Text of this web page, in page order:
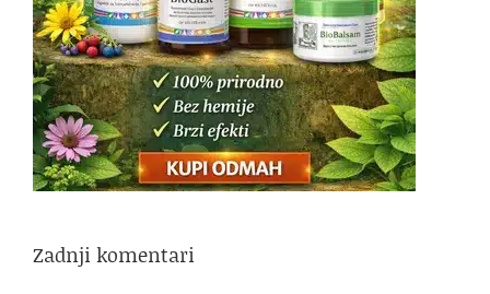
Zadnji komentari